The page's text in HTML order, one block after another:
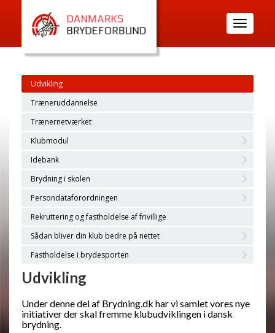
Toggle
navigation
Udvikling
Træneruddannelse
Trænernetværket
Klubmodul
Idebank
Brydning i skolen
Persondataforordningen
Rekruttering og fastholdelse af frivillige
Sådan bliver din klub bedre på nettet
Fastholdelse i brydesporten
Udvikling
Under denne del af Brydning.dk har vi samlet vores nye
initiativer der skal fremme klubudviklingen i dansk
brydning.